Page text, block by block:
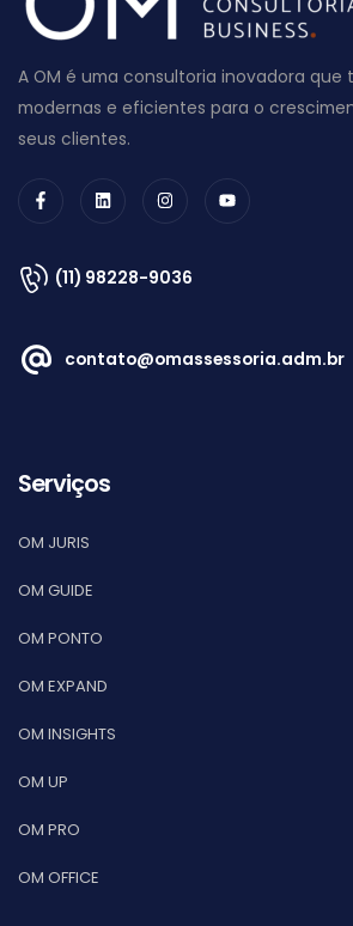
A OM é uma consultoria inovadora que
modernas e eficientes para o
seus clientes.
(11) 98228-9036
contato@omassessoria.adm.br
Serviços
OM JURIS
OM GUIDE
OM PONTO
OM EXPAND
OM INSIGHTS
OM UP
OM PRO
OM OFFICE